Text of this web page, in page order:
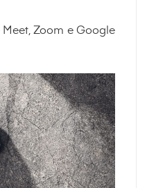
Zoom e Google